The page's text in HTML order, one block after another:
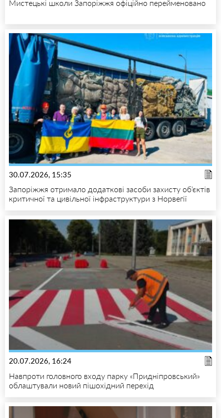
Мистецькі школи Запоріжжя офіційно перейменовано
30.07.2026, 15:35
Запоріжжя отримало додаткові засоби захисту об’єктів
критичної та цивільної інфраструктури з Норвегії
20.07.2026, 16:24
Навпроти головного входу парку «Придніпровський»
облаштували новий пішохідний перехід